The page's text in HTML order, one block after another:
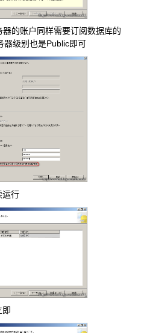
的账户同样需要订阅数据库的
器级别也是Public即可
运行
即